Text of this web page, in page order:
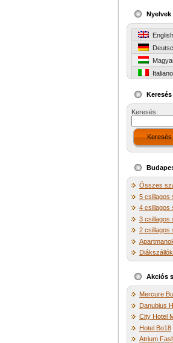
Nyelvek
English
Italiano
Keresés
Keresés:
Keresés
Összes
5 csillagos
4 csillagos
3 csillagos
2 csillagos
Diákszállók
Akciós
Mercure
Danubius
City Hotel
Hotel Bo18
Atrium